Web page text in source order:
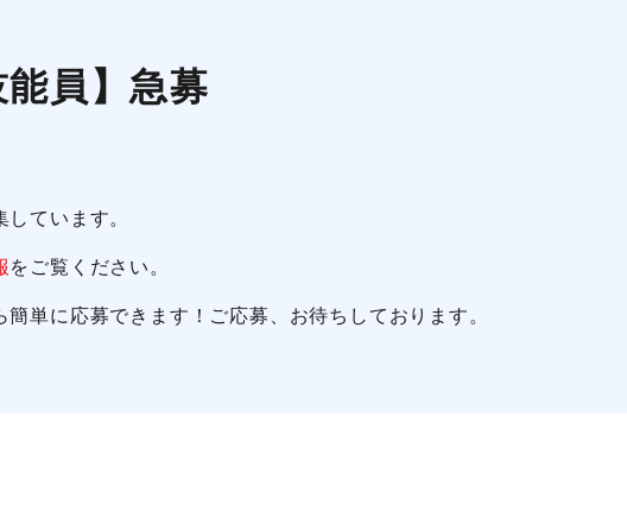
能員】急募
ています。
をご覧ください。
簡単に応募できます！ご応募、お待ちしております。